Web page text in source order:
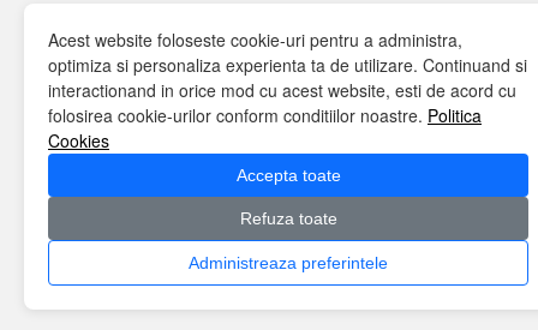
Acest website foloseste cookie-uri pentru a administra,
optimiza si personaliza experienta ta de utilizare. Continuand si
interactionand in orice mod cu acest website, esti de acord cu
folosirea cookie-urilor conform conditiilor noastre. Politica
Cookies
Accepta toate
Refuza toate
Administreaza preferintele